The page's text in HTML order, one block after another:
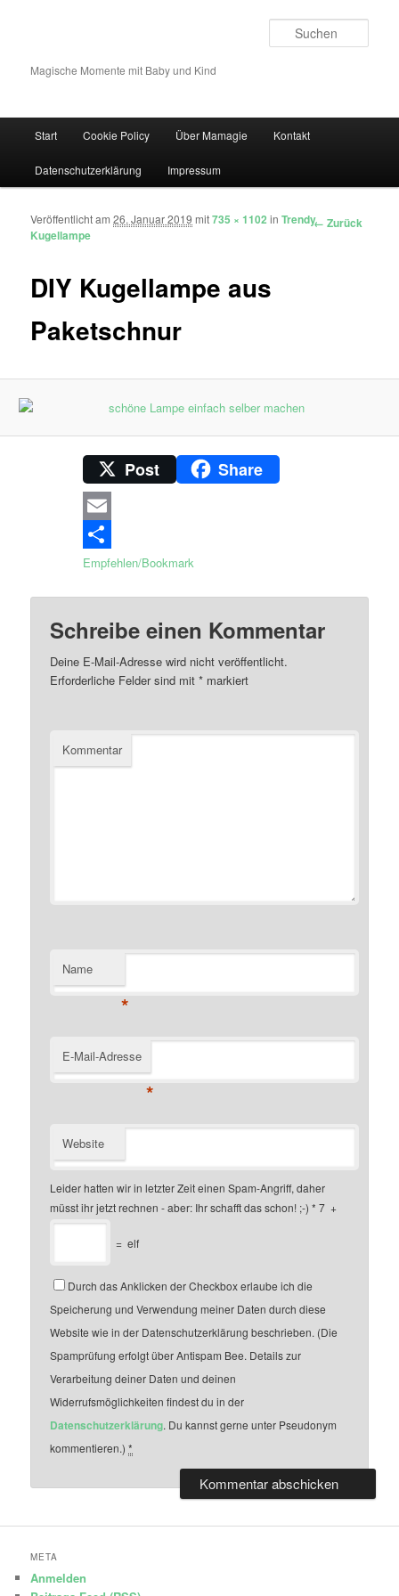
Magische Momente mit Baby und Kind
Zum Inhalt wechseln
Zum sekundären Inhalt wechseln
Start Cookie Policy Über Mamagie Kontakt
Datenschutzerklärung Impressum
Bilder-Navigation ← Zurück
DIY Kugellampe aus
Paketschnur
Veröffentlicht am26. Januar 2019 mit735 × 1102 inTrendy
Kugellampe
Post Share
Email
Empfehlen/Bookmark
Schreibe einen Kommentar
Deine E-Mail-Adresse wird nicht veröffentlicht.
Erforderliche Felder sind mit* markiert
Kommentar
Name
*
E-Mail-Adresse
*
Website
Leider hatten wir in letzter Zeit einen Spam-Angriff, daher
müsst ihr jetzt rechnen - aber: Ihr schafft das schon! ;-) * 7 +
= elf
Durch das Anklicken der Checkbox erlaube ich die
Speicherung und Verwendung meiner Daten durch diese
Website wie in der Datenschutzerklärung beschrieben. (Die
Spamprüfung erfolgt über Antispam Bee. Details zur
Verarbeitung deiner Daten und deinen
Widerrufsmöglichkeiten findest du in der
Datenschutzerklärung. Du kannst gerne unter Pseudonym
kommentieren.)*
META
Anmelden